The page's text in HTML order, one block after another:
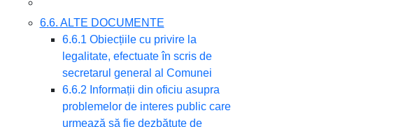
6.6. ALTE DOCUMENTE
6.6.1 Obiecțiile cu privire la
legalitate, efectuate în scris de
secretarul general al Comunei
6.6.2 Informații din oficiu asupra
problemelor de interes public care
urmează să fie dezbătute de